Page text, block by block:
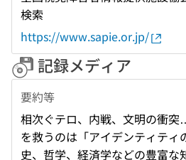
検索
https://www.sapie.or.jp/
記録メディア
要約等
相次ぐテロ、内戦、文明の衝
を救うのは「アイデンティテ
史、哲学、経済学などの豊富な